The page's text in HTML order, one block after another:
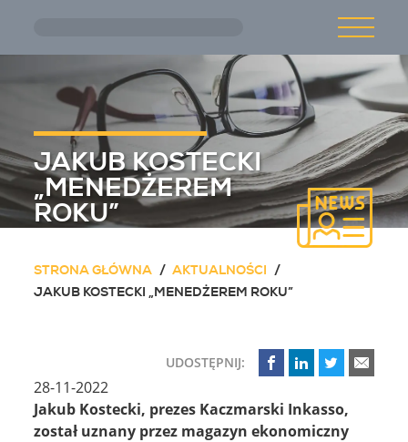
AKTUALNOŚCI
OFERTA
KARIERA
KONTAKT
ZALOGUJ
JAKUB KOSTECKI
„MENEDŻEREM
ROKU”
STRONA GŁÓWNA
AKTUALNOŚCI
JAKUB KOSTECKI „MENEDŻEREM ROKU”
UDOSTĘPNIJ:
28-11-2022
Jakub Kostecki, prezes Kaczmarski Inkasso,
został uznany przez magazyn ekonomiczny